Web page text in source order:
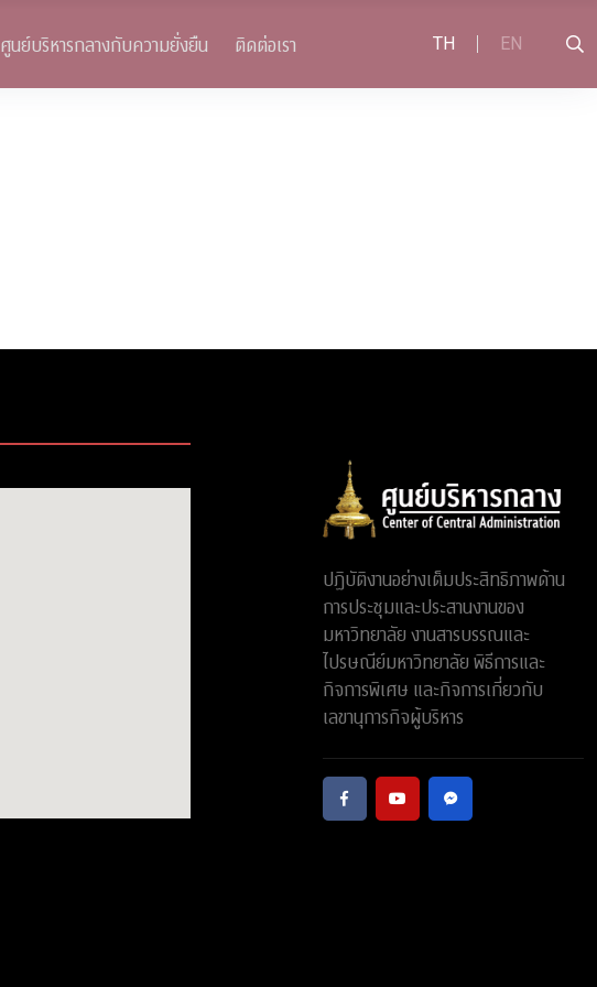
ศูนย์บริหารกลางกับความยั่งยืน ติดต่อเรา TH EN
ปฏิบัติงานอย่างเต็มประสิทธิภาพด้าน
การประชุมและประสานงานของ
มหาวิทยาลัย งานสารบรรณและ
ไปรษณีย์มหาวิทยาลัย พิธีการและ
กิจการพิเศษ และกิจการเกี่ยวกับ
เลขานุการกิจผู้บริหาร